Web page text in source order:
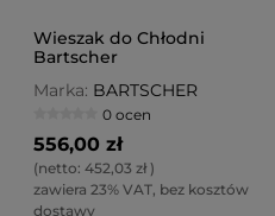
Wieszak do Chłodni
Bartscher
Marka: BARTSCHER
0 ocen
556,00 zł
(netto: 452,03 zł)
zawiera 23% VAT, bez kosztów
dostawy